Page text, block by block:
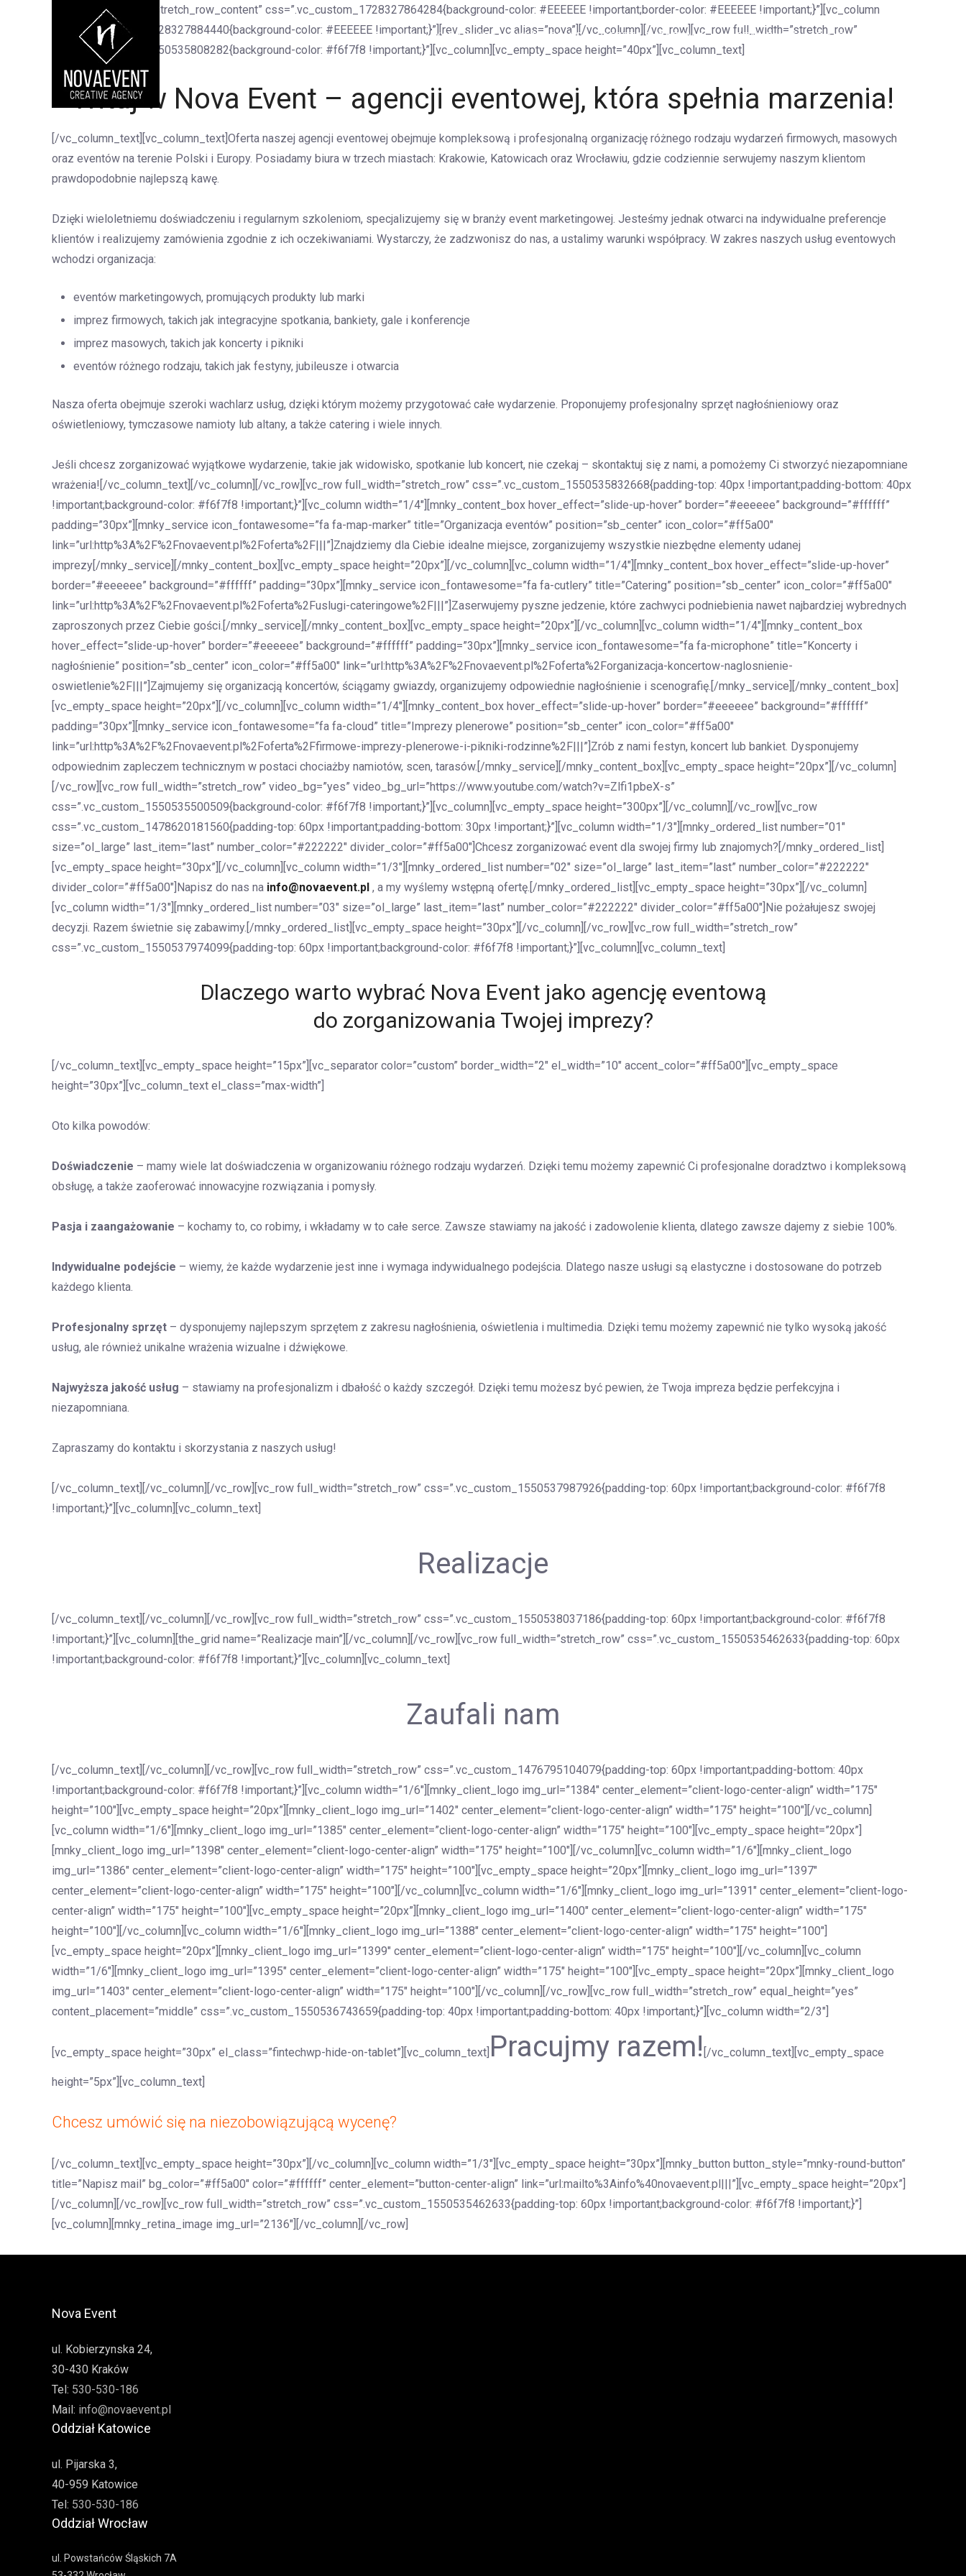
O NAS KAMPANIE MARKETINGOWE OFERTA EVENTOWA REALIZACJE BLOG
[vc_row full_width=”stretch_row_content” css=”.vc_custom_1728327864284{background-color: #EEEEEE !important;border-color: #EEEEEE !important;}”][vc_column
css=”.vc_custom_1728327884440{background-color: #EEEEEE !important;}”][rev_slider_vc alias=”nova”][/vc_column][/vc_row][vc_row full_width=”stretch_row”
css=”.vc_custom_1550535808282{background-color: #f6f7f8 !important;}”][vc_column][vc_empty_space height=”40px”][vc_column_text]
Witaj w Nova Event – agencji eventowej, która spełnia marzenia!
[/vc_column_text][vc_column_text]Oferta naszej agencji eventowej obejmuje kompleksową i profesjonalną organizację różnego rodzaju wydarzeń firmowych, masowych
oraz eventów na terenie Polski i Europy. Posiadamy biura w trzech miastach: Krakowie, Katowicach oraz Wrocławiu, gdzie codziennie serwujemy naszym klientom
prawdopodobnie najlepszą kawę.
Dzięki wieloletniemu doświadczeniu i regularnym szkoleniom, specjalizujemy się w branży event marketingowej. Jesteśmy jednak otwarci na indywidualne preferencje
klientów i realizujemy zamówienia zgodnie z ich oczekiwaniami. Wystarczy, że zadzwonisz do nas, a ustalimy warunki współpracy. W zakres naszych usług eventowych
wchodzi organizacja:
eventów marketingowych, promujących produkty lub marki
imprez firmowych, takich jak integracyjne spotkania, bankiety, gale i konferencje
imprez masowych, takich jak koncerty i pikniki
eventów różnego rodzaju, takich jak festyny, jubileusze i otwarcia
Nasza oferta obejmuje szeroki wachlarz usług, dzięki którym możemy przygotować całe wydarzenie. Proponujemy profesjonalny sprzęt nagłośnieniowy oraz
oświetleniowy, tymczasowe namioty lub altany, a także catering i wiele innych.
Jeśli chcesz zorganizować wyjątkowe wydarzenie, takie jak widowisko, spotkanie lub koncert, nie czekaj – skontaktuj się z nami, a pomożemy Ci stworzyć niezapomniane
wrażenia![/vc_column_text][/vc_column][/vc_row][vc_row full_width=”stretch_row” css=”.vc_custom_1550535832668{padding-top: 40px !important;padding-bottom: 40px
!important;background-color: #f6f7f8 !important;}”][vc_column width=”1/4″][mnky_content_box hover_effect=”slide-up-hover” border=”#eeeeee” background=”#ffffff”
padding=”30px”][mnky_service icon_fontawesome=”fa fa-map-marker” title=”Organizacja eventów” position=”sb_center” icon_color=”#ff5a00″
link=”url:http%3A%2F%2Fnovaevent.pl%2Foferta%2F|||”]Znajdziemy dla Ciebie idealne miejsce, zorganizujemy wszystkie niezbędne elementy udanej
imprezy[/mnky_service][/mnky_content_box][vc_empty_space height=”20px”][/vc_column][vc_column width=”1/4″][mnky_content_box hover_effect=”slide-up-hover”
border=”#eeeeee” background=”#ffffff” padding=”30px”][mnky_service icon_fontawesome=”fa fa-cutlery” title=”Catering” position=”sb_center” icon_color=”#ff5a00″
link=”url:http%3A%2F%2Fnovaevent.pl%2Foferta%2Fuslugi-cateringowe%2F|||”]Zaserwujemy pyszne jedzenie, które zachwyci podniebienia nawet najbardziej wybrednych
zaproszonych przez Ciebie gości.[/mnky_service][/mnky_content_box][vc_empty_space height=”20px”][/vc_column][vc_column width=”1/4″][mnky_content_box
hover_effect=”slide-up-hover” border=”#eeeeee” background=”#ffffff” padding=”30px”][mnky_service icon_fontawesome=”fa fa-microphone” title=”Koncerty i
nagłośnienie” position=”sb_center” icon_color=”#ff5a00″ link=”url:http%3A%2F%2Fnovaevent.pl%2Foferta%2Forganizacja-koncertow-naglosnienie-
oswietlenie%2F|||”]Zajmujemy się organizacją koncertów, ściągamy gwiazdy, organizujemy odpowiednie nagłośnienie i scenografię.[/mnky_service][/mnky_content_box]
[vc_empty_space height=”20px”][/vc_column][vc_column width=”1/4″][mnky_content_box hover_effect=”slide-up-hover” border=”#eeeeee” background=”#ffffff”
padding=”30px”][mnky_service icon_fontawesome=”fa fa-cloud” title=”Imprezy plenerowe” position=”sb_center” icon_color=”#ff5a00″
link=”url:http%3A%2F%2Fnovaevent.pl%2Foferta%2Ffirmowe-imprezy-plenerowe-i-pikniki-rodzinne%2F|||”]Zrób z nami festyn, koncert lub bankiet. Dysponujemy
odpowiednim zapleczem technicznym w postaci chociażby namiotów, scen, tarasów.[/mnky_service][/mnky_content_box][vc_empty_space height=”20px”][/vc_column]
[/vc_row][vc_row full_width=”stretch_row” video_bg=”yes” video_bg_url=”https://www.youtube.com/watch?v=Zlfi1pbeX-s”
css=”.vc_custom_1550535500509{background-color: #f6f7f8 !important;}”][vc_column][vc_empty_space height=”300px”][/vc_column][/vc_row][vc_row
css=”.vc_custom_1478620181560{padding-top: 60px !important;padding-bottom: 30px !important;}”][vc_column width=”1/3″][mnky_ordered_list number=”01″
size=”ol_large” last_item=”last” number_color=”#222222″ divider_color=”#ff5a00″]Chcesz zorganizować event dla swojej firmy lub znajomych?[/mnky_ordered_list]
[vc_empty_space height=”30px”][/vc_column][vc_column width=”1/3″][mnky_ordered_list number=”02″ size=”ol_large” last_item=”last” number_color=”#222222″
divider_color=”#ff5a00″]Napisz do nas na info@novaevent.pl , a my wyślemy wstępną ofertę.[/mnky_ordered_list][vc_empty_space height=”30px”][/vc_column]
[vc_column width=”1/3″][mnky_ordered_list number=”03″ size=”ol_large” last_item=”last” number_color=”#222222″ divider_color=”#ff5a00″]Nie pożałujesz swojej
decyzji. Razem świetnie się zabawimy.[/mnky_ordered_list][vc_empty_space height=”30px”][/vc_column][/vc_row][vc_row full_width=”stretch_row”
css=”.vc_custom_1550537974099{padding-top: 60px !important;background-color: #f6f7f8 !important;}”][vc_column][vc_column_text]
Dlaczego warto wybrać Nova Event jako agencję eventową
do zorganizowania Twojej imprezy?
[/vc_column_text][vc_empty_space height=”15px”][vc_separator color=”custom” border_width=”2″ el_width=”10″ accent_color=”#ff5a00″][vc_empty_space
height=”30px”][vc_column_text el_class=”max-width”]
Oto kilka powodów:
Doświadczenie – mamy wiele lat doświadczenia w organizowaniu różnego rodzaju wydarzeń. Dzięki temu możemy zapewnić Ci profesjonalne doradztwo i kompleksową
obsługę, a także zaoferować innowacyjne rozwiązania i pomysły.
Pasja i zaangażowanie – kochamy to, co robimy, i wkładamy w to całe serce. Zawsze stawiamy na jakość i zadowolenie klienta, dlatego zawsze dajemy z siebie 100%.
Indywidualne podejście – wiemy, że każde wydarzenie jest inne i wymaga indywidualnego podejścia. Dlatego nasze usługi są elastyczne i dostosowane do potrzeb
każdego klienta.
Profesjonalny sprzęt – dysponujemy najlepszym sprzętem z zakresu nagłośnienia, oświetlenia i multimedia. Dzięki temu możemy zapewnić nie tylko wysoką jakość
usług, ale również unikalne wrażenia wizualne i dźwiękowe.
Najwyższa jakość usług – stawiamy na profesjonalizm i dbałość o każdy szczegół. Dzięki temu możesz być pewien, że Twoja impreza będzie perfekcyjna i
niezapomniana.
Zapraszamy do kontaktu i skorzystania z naszych usług!
[/vc_column_text][/vc_column][/vc_row][vc_row full_width=”stretch_row” css=”.vc_custom_1550537987926{padding-top: 60px !important;background-color: #f6f7f8
!important;}”][vc_column][vc_column_text]
Realizacje
[/vc_column_text][/vc_column][/vc_row][vc_row full_width=”stretch_row” css=”.vc_custom_1550538037186{padding-top: 60px !important;background-color: #f6f7f8
!important;}”][vc_column][the_grid name=”Realizacje main”][/vc_column][/vc_row][vc_row full_width=”stretch_row” css=”.vc_custom_1550535462633{padding-top: 60px
!important;background-color: #f6f7f8 !important;}”][vc_column][vc_column_text]
Zaufali nam
[/vc_column_text][/vc_column][/vc_row][vc_row full_width=”stretch_row” css=”.vc_custom_1476795104079{padding-top: 60px !important;padding-bottom: 40px
!important;background-color: #f6f7f8 !important;}”][vc_column width=”1/6″][mnky_client_logo img_url=”1384″ center_element=”client-logo-center-align” width=”175″
height=”100″][vc_empty_space height=”20px”][mnky_client_logo img_url=”1402″ center_element=”client-logo-center-align” width=”175″ height=”100″][/vc_column]
[vc_column width=”1/6″][mnky_client_logo img_url=”1385″ center_element=”client-logo-center-align” width=”175″ height=”100″][vc_empty_space height=”20px”]
[mnky_client_logo img_url=”1398″ center_element=”client-logo-center-align” width=”175″ height=”100″][/vc_column][vc_column width=”1/6″][mnky_client_logo
img_url=”1386″ center_element=”client-logo-center-align” width=”175″ height=”100″][vc_empty_space height=”20px”][mnky_client_logo img_url=”1397″
center_element=”client-logo-center-align” width=”175″ height=”100″][/vc_column][vc_column width=”1/6″][mnky_client_logo img_url=”1391″ center_element=”client-logo-
center-align” width=”175″ height=”100″][vc_empty_space height=”20px”][mnky_client_logo img_url=”1400″ center_element=”client-logo-center-align” width=”175″
height=”100″][/vc_column][vc_column width=”1/6″][mnky_client_logo img_url=”1388″ center_element=”client-logo-center-align” width=”175″ height=”100″]
[vc_empty_space height=”20px”][mnky_client_logo img_url=”1399″ center_element=”client-logo-center-align” width=”175″ height=”100″][/vc_column][vc_column
width=”1/6″][mnky_client_logo img_url=”1395″ center_element=”client-logo-center-align” width=”175″ height=”100″][vc_empty_space height=”20px”][mnky_client_logo
img_url=”1403″ center_element=”client-logo-center-align” width=”175″ height=”100″][/vc_column][/vc_row][vc_row full_width=”stretch_row” equal_height=”yes”
content_placement=”middle” css=”.vc_custom_1550536743659{padding-top: 40px !important;padding-bottom: 40px !important;}”][vc_column width=”2/3″]
[vc_empty_space height=”30px” el_class=”fintechwp-hide-on-tablet”][vc_column_text] Pracujmy razem! [/vc_column_text][vc_empty_space
height=”5px”][vc_column_text]
Chcesz umówić się na niezobowiązującą wycenę?
[/vc_column_text][vc_empty_space height=”30px”][/vc_column][vc_column width=”1/3″][vc_empty_space height=”30px”][mnky_button button_style=”mnky-round-button”
title=”Napisz mail” bg_color=”#ff5a00″ color=”#ffffff” center_element=”button-center-align” link=”url:mailto%3Ainfo%40novaevent.pl|||”][vc_empty_space height=”20px”]
[/vc_column][/vc_row][vc_row full_width=”stretch_row” css=”.vc_custom_1550535462633{padding-top: 60px !important;background-color: #f6f7f8 !important;}”]
[vc_column][mnky_retina_image img_url=”2136″][/vc_column][/vc_row]
Nova Event
ul. Kobierzynska 24,
30-430 Kraków
Tel: 530-530-186
Mail: info@novaevent.pl
Oddział Katowice
ul. Pijarska 3,
40-959 Katowice
Tel: 530-530-186
Oddział Wrocław
ul. Powstańców Śląskich 7A